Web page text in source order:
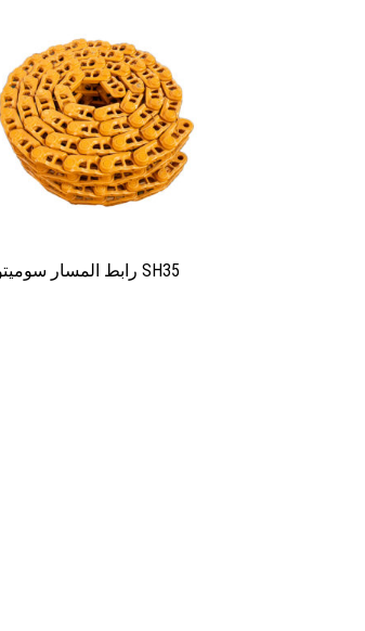
رابط المسار سوميتومو SH35